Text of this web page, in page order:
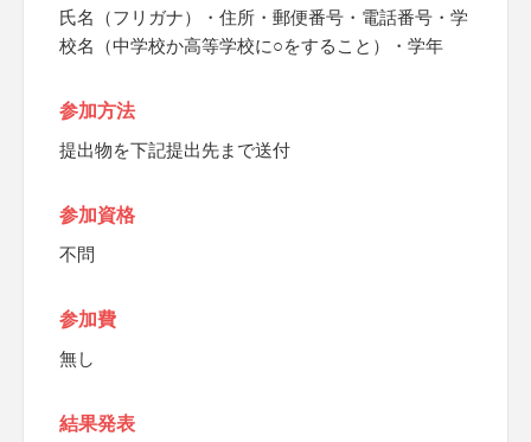
氏名（フリガナ）・住所・郵便番号・電話番号・学
校名（中学校か高等学校に○をすること）・学年
参加方法
提出物を下記提出先まで送付
参加資格
不問
参加費
無し
結果発表